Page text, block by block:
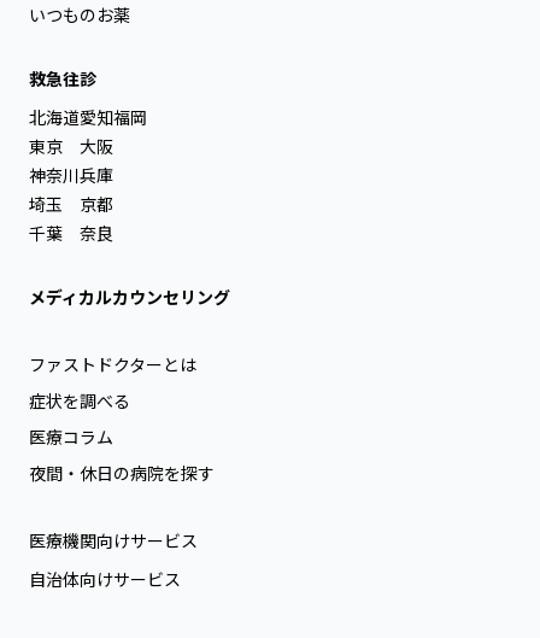
いつものお薬
救急往診
北海道
東京
神奈川
埼玉
千葉
愛知
大阪
兵庫
京都
奈良
福岡
メディカルカウンセリング
ファストドクターとは
症状を調べる
医療コラム
夜間・休日の病院を探す
医療機関向けサービス
自治体向けサービス